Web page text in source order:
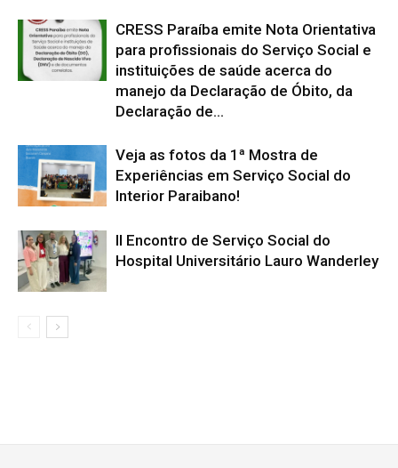
CRESS Paraíba emite Nota Orientativa
para profissionais do Serviço Social e
instituições de saúde acerca do
manejo da Declaração de Óbito, da
Declaração de...
Veja as fotos da 1ª Mostra de
Experiências em Serviço Social do
Interior Paraibano!
II Encontro de Serviço Social do
Hospital Universitário Lauro Wanderley